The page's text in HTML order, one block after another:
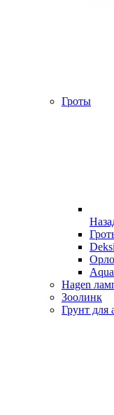
Гроты
Hagen
Зоолинк
Грунт для